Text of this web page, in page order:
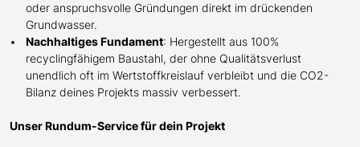
oder anspruchsvolle Gründungen direkt im drückenden
Grundwasser.
Nachhaltiges Fundament: Hergestellt aus 100%
recyclingfähigem Baustahl, der ohne Qualitätsverlust
unendlich oft im Wertstoffkreislauf verbleibt und die CO2-
Bilanz deines Projekts massiv verbessert.
Unser Rundum-Service für dein Projekt